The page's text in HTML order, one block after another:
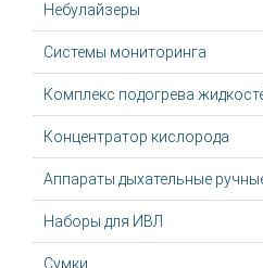
Небулайзеры
Системы мониторинга
Комплекс подогрева
Концентратор кислорода
Аппараты дыхательные
Наборы для ИВЛ
Сумки